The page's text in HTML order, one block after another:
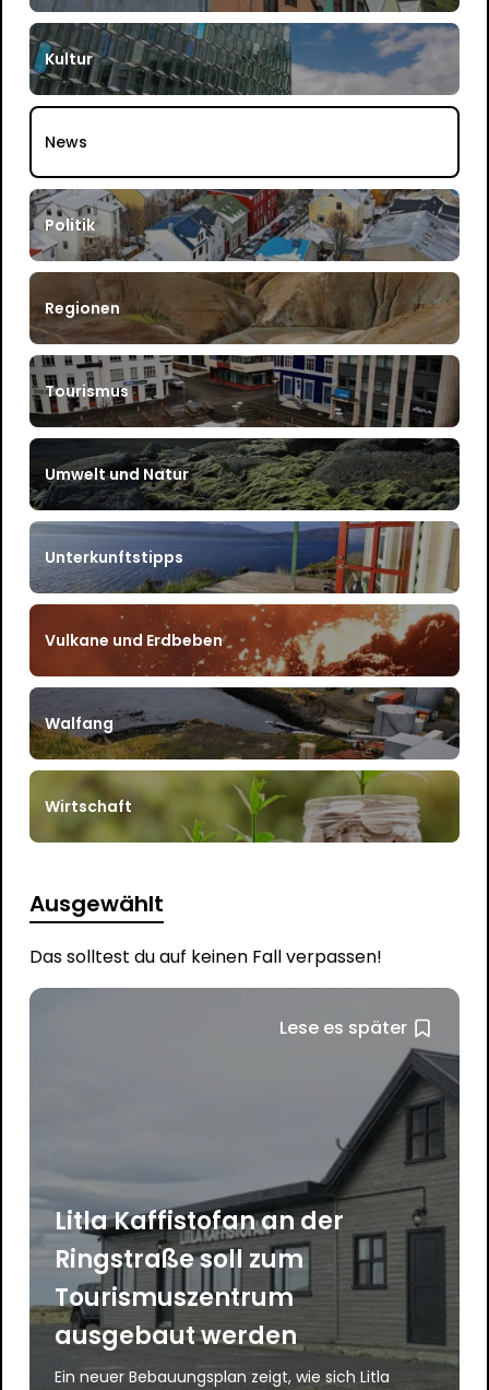
Kultur
News
Politik
Regionen
Tourismus
Umwelt und Natur
Unterkunftstipps
Vulkane und Erdbeben
Walfang
Wirtschaft
Ausgewählt
Das solltest du auf keinen Fall verpassen!
Lese es später
Litla Kaffistofan an der
Ringstraße soll zum
Tourismuszentrum
ausgebaut werden
Ein neuer Bebauungsplan zeigt, wie sich Litla